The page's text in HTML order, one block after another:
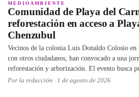
MEDIOAMBIENTE
Comunidad de Playa del
reforestación en acceso a
Chenzubul
Vecinos de la colonia Luis Donaldo Colosio
con otros ciudadanos, han convocado a una
reforestación y arborización. El evento busca
Chenzubul y mejorar el acceso a Playa 72,
Por la redacción · 1 de agosto de 2026